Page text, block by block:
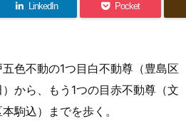
LinkedIn Pocket
色不動の1つ目白不動尊（豊島区
から、もう1つの目赤不動尊（文
駒込）までを歩く。